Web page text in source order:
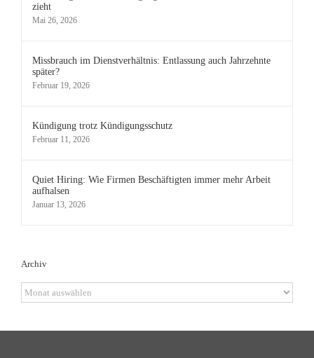
zieht
Mai 26, 2026
Missbrauch im Dienstverhältnis: Entlassung auch Jahrzehnte
später?
Februar 19, 2026
Kündigung trotz Kündigungsschutz
Februar 11, 2026
Quiet Hiring: Wie Firmen Beschäftigten immer mehr Arbeit
aufhalsen
Januar 13, 2026
Archiv
Archiv